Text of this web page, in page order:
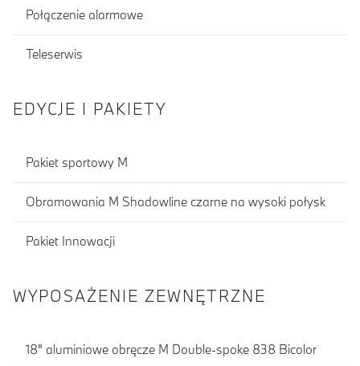
Połączenie alarmowe
Teleserwis
EDYCJE I PAKIETY
Pakiet sportowy M
Obramowania M Shadowline czarne na wysoki połysk
Pakiet Innowacji
WYPOSAŻENIE ZEWNĘTRZNE
18" aluminiowe obręcze M Double-spoke 838 Bicolor